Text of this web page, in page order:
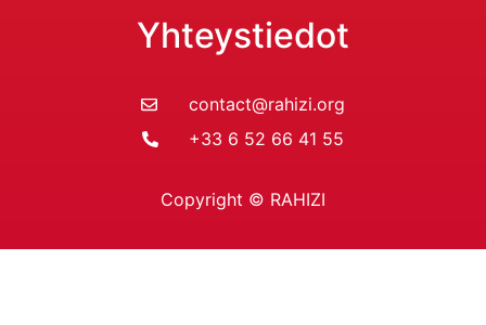
Yhteystiedot
contact@rahizi.org
+33 6 52 66 41 55
Copyright © RAHIZI